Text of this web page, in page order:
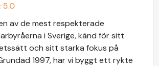
5.0
av de mest respekterade
i Sverige, känd för sitt
och sitt starka fokus på
1997, har vi byggt ett rykte